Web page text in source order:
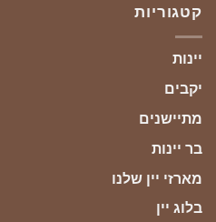
קטגוריות
יינות
יקבים
מתיישנים
בר יינות
מארזי יין שלנו
בלוג יין